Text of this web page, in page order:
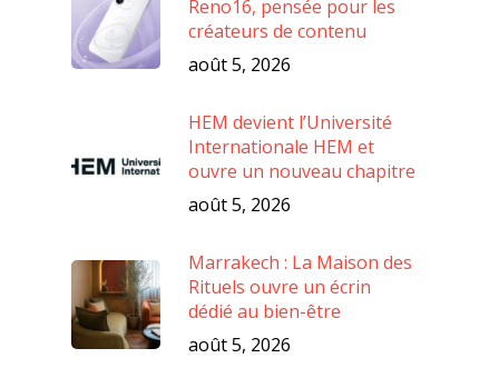
Reno16, pensée pour les
créateurs de contenu
août 5, 2026
HEM devient l’Université
Internationale HEM et
ouvre un nouveau chapitre
août 5, 2026
Marrakech : La Maison des
Rituels ouvre un écrin
dédié au bien-être
août 5, 2026